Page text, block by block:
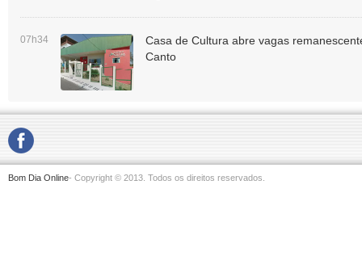
07h34
Casa de Cultura abre vagas
Canto
Bom Dia Online- Copyright © 2013. Todos os direitos reservados.